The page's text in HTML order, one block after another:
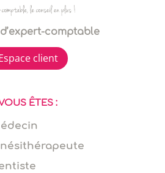
comptable
client
ÊTES :